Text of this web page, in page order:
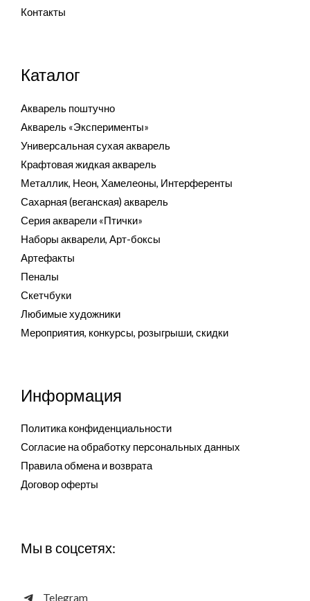
Контакты
Каталог
Акварель поштучно
Акварель «Эксперименты»
Универсальная сухая акварель
Крафтовая жидкая акварель
Металлик, Неон, Хамелеоны, Интерференты
Сахарная (веганская) акварель
Серия акварели «Птички»
Наборы акварели, Арт-боксы
Артефакты
Пеналы
Скетчбуки
Любимые художники
Мероприятия, конкурсы, розыгрыши, скидки
Информация
Политика конфиденциальности
Согласие на обработку персональных данных
Правила обмена и возврата
Договор оферты
Мы в соцсетях:
Telegram